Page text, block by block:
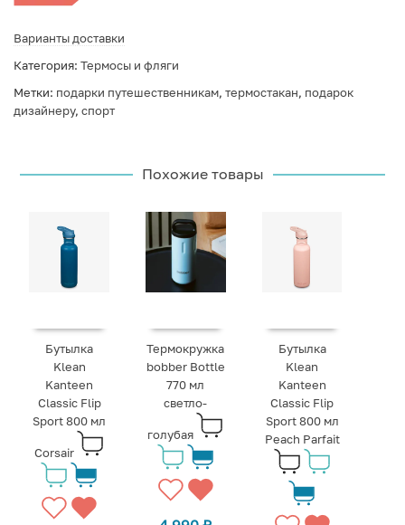
Варианты доставки
Категория: Термосы и фляги
Метки: подарки путешественникам, термостакан, подарок
дизайнеру, спорт
Похожие товары
Бутылка
Klean
Kanteen
Classic Flip
Sport 800 мл
Corsair
Термокружка
bobber Bottle
770 мл
светло-
голубая
Бутылка
Klean
Kanteen
Classic Flip
Sport 800 мл
Peach Parfait